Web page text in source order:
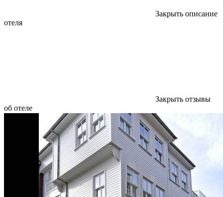
Закрыть описание
отеля
Закрыть отзывы
об отеле